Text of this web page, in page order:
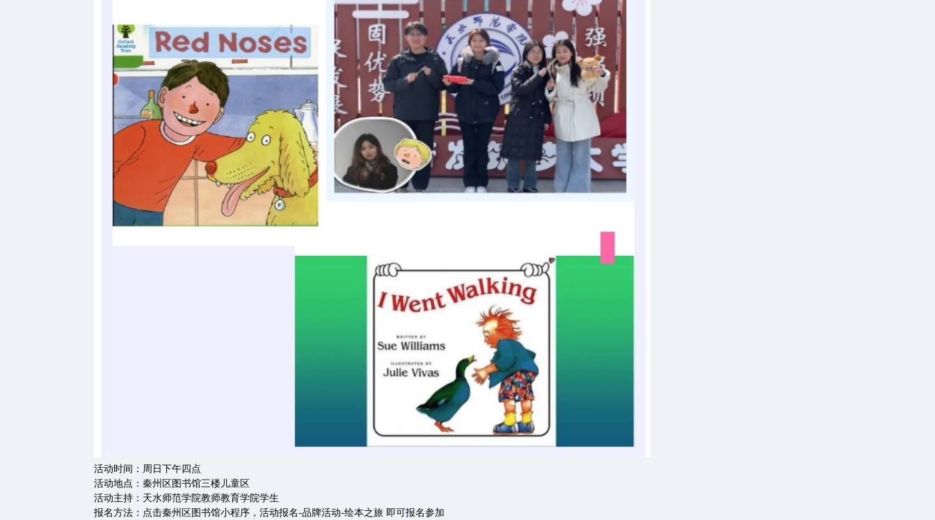
活动时间：周日下午四点
活动地点：秦州区图书馆三楼儿童区
活动主持：天水师范学院教师教育学院学生
报名方法：点击秦州区图书馆小程序，活动报名-品牌活动-绘本之旅 即可报名参加